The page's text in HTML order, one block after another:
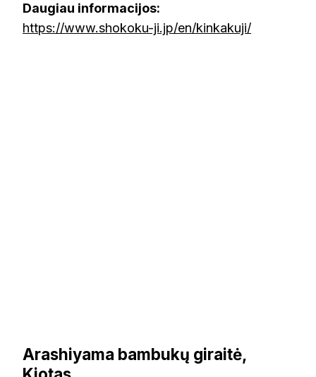
Daugiau informacijos:
https://www.shokoku-ji.jp/en/kinkakuji/
Arashiyama bambukų giraitė,